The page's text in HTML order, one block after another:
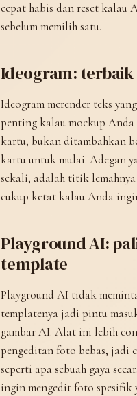
cepat habis dan reset kalau
sebelum memilih satu.
Ideogram:
Ideogram merender teks
penting kalau mockup
kartu, bukan ditambahkan
kartu untuk mulai. Adegan
sekali, adalah titik
cukup ketat kalau Anda
Playground AI:
template
Playground AI tidak
templatenya jadi pintu
gambar AI. Alat ini lebih
pengeditan foto bebas, jadi
seperti apa sebuah gaya
ingin mengedit foto spesifik